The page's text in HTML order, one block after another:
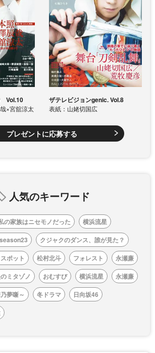
Vol.10
×宮舘涼太
ザテレビジョンgenic. Vol.8
表紙：山姥切国広
プレゼントに応募する
人気のキーワード
家族はニセモノだった
横浜流星
クジャクのダンス、誰が見た？
ポット 松村北斗 フォレスト
永瀬廉
ミタゾノ おむすび 横浜流星
永瀬廉
夢噺～
冬ドラマ
日向坂46